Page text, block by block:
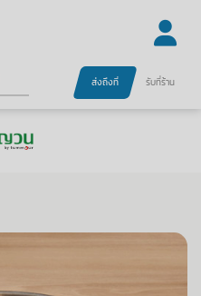
ส่งถึงที่ รับที่ร้าน